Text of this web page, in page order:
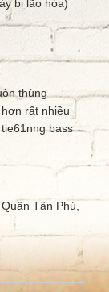
bị lão hóa)
thùng
rất nhiều
bass
Tân Phú,